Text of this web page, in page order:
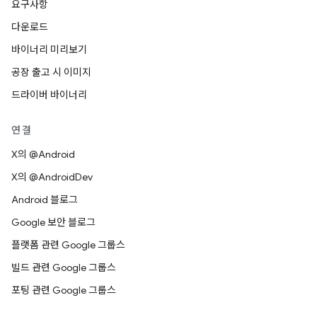
요구사항
다운로드
바이너리 미리보기
공장 출고 시 이미지
드라이버 바이너리
연결
X의 @Android
X의 @AndroidDev
Android 블로그
Google 보안 블로그
플랫폼 관련 Google 그룹스
빌드 관련 Google 그룹스
포팅 관련 Google 그룹스